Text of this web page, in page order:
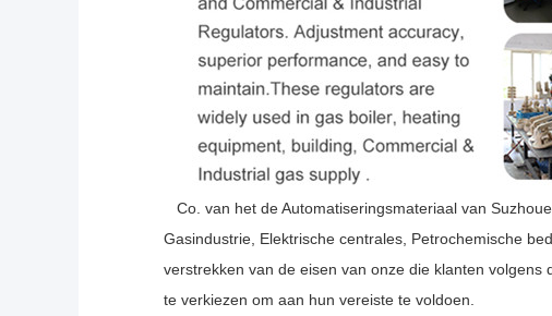
Co. van het de Automatiseringsmateriaal van
Gasindustrie, Elektrische centrales, Petrochemische
verstrekken van de eisen van onze die klanten
te verkiezen om aan hun vereiste te voldoen.